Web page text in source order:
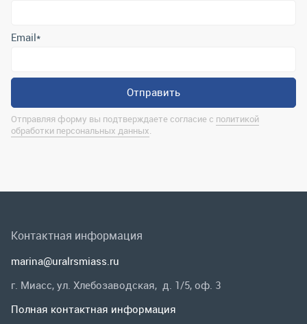
Контактная информация
marina@uralrsmiass.ru
Заказать звонок